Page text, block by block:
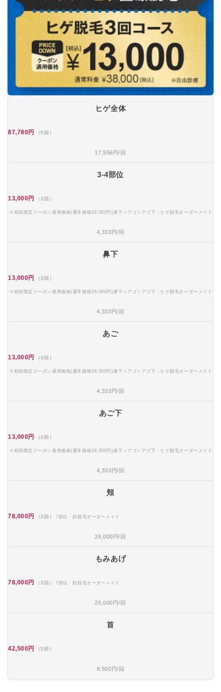
ヒゲ全体
87,780円 （5回）
17,556円/回
3-4部位
13,000円 （3回）
※初回限定クーポン適用価格(通常価格38,000円)鼻下＋アゴ＋アゴ下：ヒゲ脱毛オーダーメイド
4,333円/回
鼻下
13,000円 （3回）
※初回限定クーポン適用価格(通常価格38,000円)鼻下＋アゴ＋アゴ下：ヒゲ脱毛オーダーメイド
4,333円/回
あご
13,000円 （3回）
※初回限定クーポン適用価格(通常価格38,000円)鼻下＋アゴ＋アゴ下：ヒゲ脱毛オーダーメイド
4,333円/回
あご下
13,000円 （3回）
※初回限定クーポン適用価格(通常価格38,000円)鼻下＋アゴ＋アゴ下：ヒゲ脱毛オーダーメイド
4,333円/回
頬
78,000円 （3回） 7部位・顔脱毛オーダーメイド
26,000円/回
もみあげ
78,000円 （3回） 7部位・顔脱毛オーダーメイド
26,000円/回
首
42,500円 （5回）
8,500円/回